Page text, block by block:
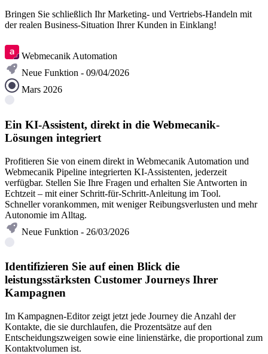
Bringen Sie schließlich Ihr Marketing- und Vertriebs-Handeln mit
der realen Business-Situation Ihrer Kunden in Einklang!
Webmecanik Automation
Neue Funktion - 09/04/2026
Mars 2026
Ein KI-Assistent, direkt in die Webmecanik-
Lösungen integriert
Profitieren Sie von einem direkt in Webmecanik Automation und
Webmecanik Pipeline integrierten KI-Assistenten, jederzeit
verfügbar. Stellen Sie Ihre Fragen und erhalten Sie Antworten in
Echtzeit – mit einer Schritt-für-Schritt-Anleitung im Tool.
Schneller vorankommen, mit weniger Reibungsverlusten und mehr
Autonomie im Alltag.
Neue Funktion - 26/03/2026
Identifizieren Sie auf einen Blick die
leistungsstärksten Customer Journeys Ihrer
Kampagnen
Im Kampagnen-Editor zeigt jetzt jede Journey die Anzahl der
Kontakte, die sie durchlaufen, die Prozentsätze auf den
Entscheidungszweigen sowie eine linienstärke, die proportional zum
Kontaktvolumen ist.